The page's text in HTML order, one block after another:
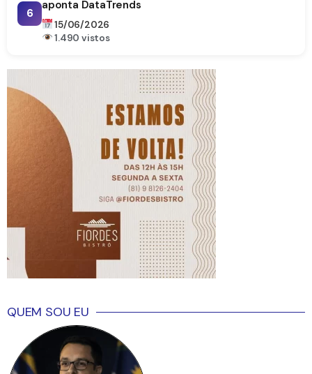
6
aponta DataTrends
15/06/2026
1.490 vistos
QUEM SOU EU